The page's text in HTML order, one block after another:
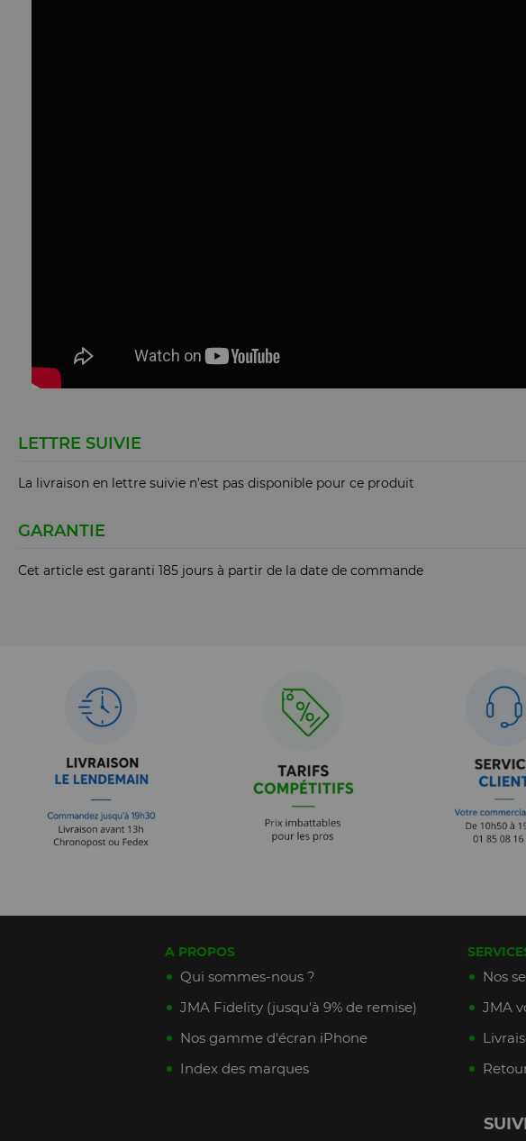
LETTRE SUIVIE
La livraison en lettre suivie n’est pas disponible pour ce produit
GARANTIE
Cet article est garanti 185 jours à partir de la date de commande
A PROPOS
Qui sommes-nous ?
JMA Fidelity (jusqu'à 9% de remise)
Nos gamme d'écran iPhone
Index des marques
Nos
JMA